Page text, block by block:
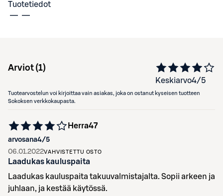
Tuotetiedot
Arviot (1)
Keskiarvo4/5
Tuotearvostelun voi kirjoittaa vain asiakas, joka on ostanut kyseisen tuotteen
Sokoksen verkkokaupasta.
arvosana4/5
Herra47
06.01.2022VAHVISTETTU OSTO
Laadukas kauluspaita
Laadukas kauluspaita takuuvalmistajalta. Sopii arkeen ja
juhlaan, ja kestää käytössä.